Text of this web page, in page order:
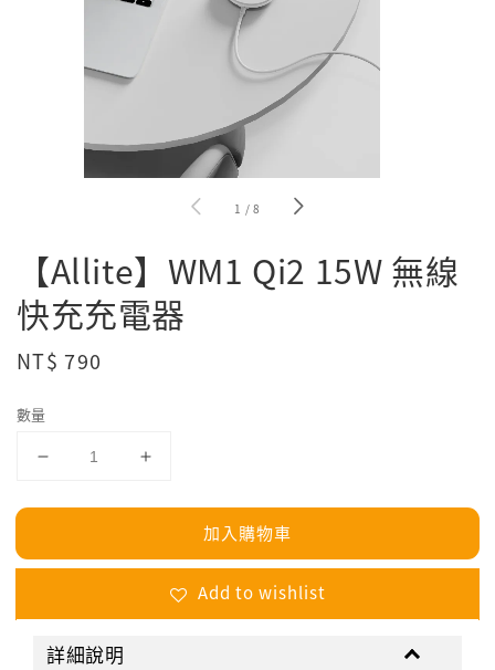
1 /8
【Allite】WM1 Qi2 15W 無線
快充充電器
Regular
NT$ 790
數量
加入購物車
Add to wishlist
詳細說明